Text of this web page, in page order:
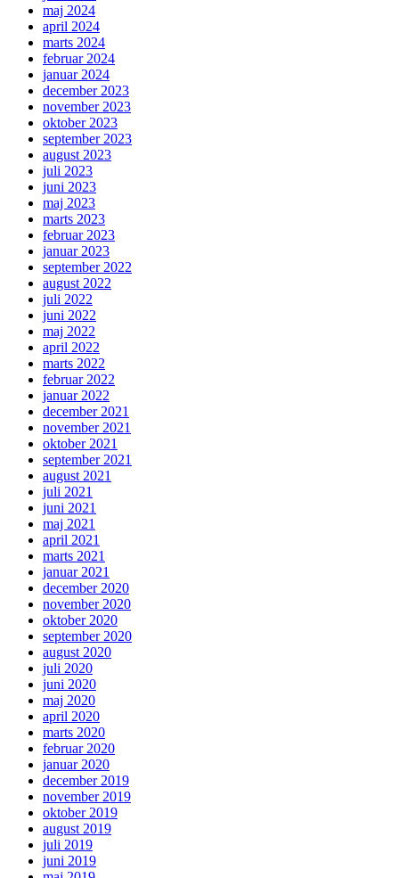
maj 2024
april 2024
marts 2024
februar 2024
januar 2024
december 2023
november 2023
oktober 2023
september 2023
august 2023
juli 2023
juni 2023
maj 2023
marts 2023
februar 2023
januar 2023
september 2022
august 2022
juli 2022
juni 2022
maj 2022
april 2022
marts 2022
februar 2022
januar 2022
december 2021
november 2021
oktober 2021
september 2021
august 2021
juli 2021
juni 2021
maj 2021
april 2021
marts 2021
januar 2021
december 2020
november 2020
oktober 2020
september 2020
august 2020
juli 2020
juni 2020
maj 2020
april 2020
marts 2020
februar 2020
januar 2020
december 2019
november 2019
oktober 2019
august 2019
juli 2019
juni 2019